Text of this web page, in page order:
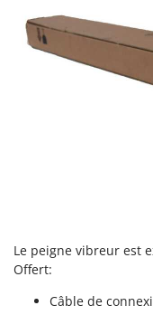
Wortex
Worx
Zodiac
Zomax
Le peigne vibreur est
Offert:
Câble de